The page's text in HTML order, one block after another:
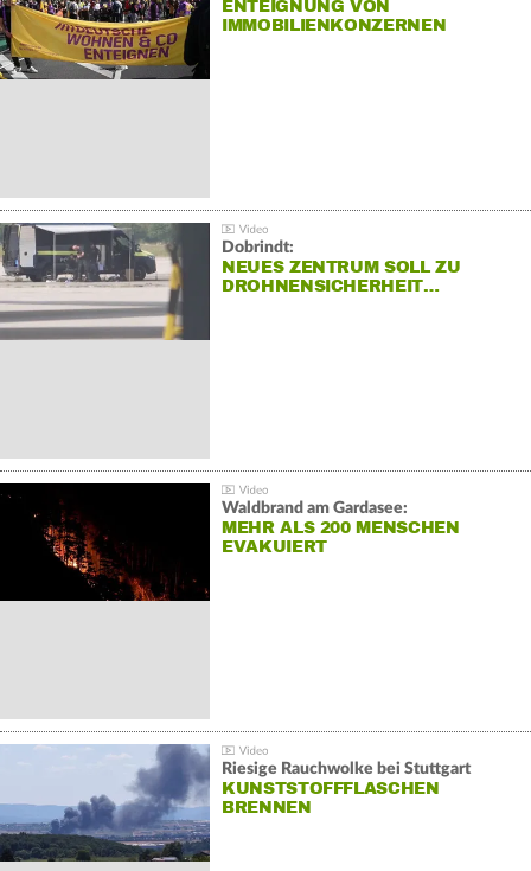
ENTEIGNUNG VON
IMMOBILIENKONZERNEN
Dobrindt:
NEUES ZENTRUM SOLL ZU
DROHNENSICHERHEIT…
Waldbrand am Gardasee:
MEHR ALS 200 MENSCHEN
EVAKUIERT
Riesige Rauchwolke bei Stuttgart
KUNSTSTOFFFLASCHEN
BRENNEN